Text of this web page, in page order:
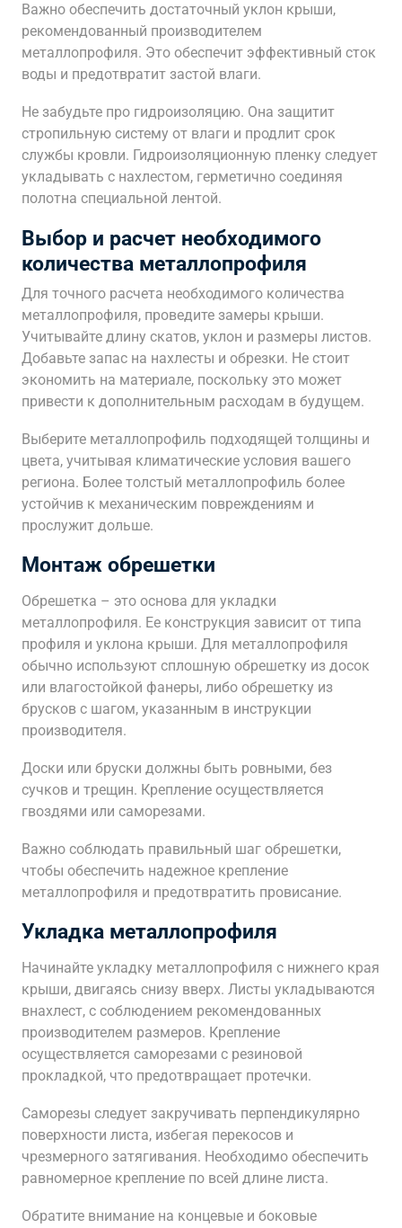
Важно обеспечить достаточный уклон крыши,
рекомендованный производителем
металлопрофиля. Это обеспечит эффективный сток
воды и предотвратит застой влаги.
Не забудьте про гидроизоляцию. Она защитит
стропильную систему от влаги и продлит срок
службы кровли. Гидроизоляционную пленку следует
укладывать с нахлестом, герметично соединяя
полотна специальной лентой.
Выбор и расчет необходимого
количества металлопрофиля
Для точного расчета необходимого количества
металлопрофиля, проведите замеры крыши.
Учитывайте длину скатов, уклон и размеры листов.
Добавьте запас на нахлесты и обрезки. Не стоит
экономить на материале, поскольку это может
привести к дополнительным расходам в будущем.
Выберите металлопрофиль подходящей толщины и
цвета, учитывая климатические условия вашего
региона. Более толстый металлопрофиль более
устойчив к механическим повреждениям и
прослужит дольше.
Монтаж обрешетки
Обрешетка – это основа для укладки
металлопрофиля. Ее конструкция зависит от типа
профиля и уклона крыши. Для металлопрофиля
обычно используют сплошную обрешетку из досок
или влагостойкой фанеры, либо обрешетку из
брусков с шагом, указанным в инструкции
производителя.
Доски или бруски должны быть ровными, без
сучков и трещин. Крепление осуществляется
гвоздями или саморезами.
Важно соблюдать правильный шаг обрешетки,
чтобы обеспечить надежное крепление
металлопрофиля и предотвратить провисание.
Укладка металлопрофиля
Начинайте укладку металлопрофиля с нижнего края
крыши, двигаясь снизу вверх. Листы укладываются
внахлест, с соблюдением рекомендованных
производителем размеров. Крепление
осуществляется саморезами с резиновой
прокладкой, что предотвращает протечки.
Саморезы следует закручивать перпендикулярно
поверхности листа, избегая перекосов и
чрезмерного затягивания. Необходимо обеспечить
равномерное крепление по всей длине листа.
Обратите внимание на концевые и боковые